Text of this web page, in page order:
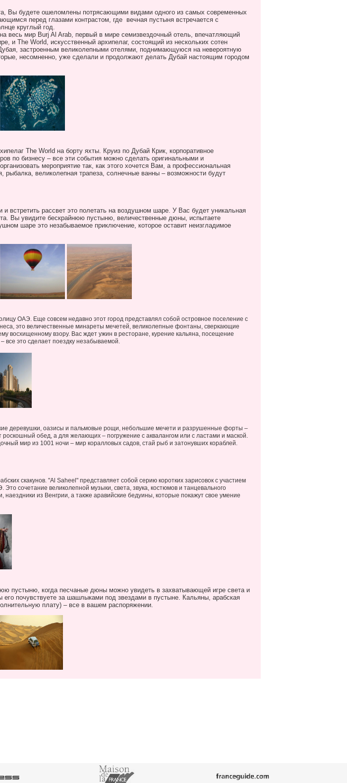
Вы будете ошеломлены потрясающими видами одного из самых современных
перед глазами контрастом, где вечная пустыня встречается с
круглый год.
весь мир Burj Al Arab, первый в мире семизвездочный отель, впечатляющий
и The World, искусственный архипелаг, состоящий из нескольких сотен
застроенным великолепными отелями, поднимающуюся на невероятную
несомненно, уже сделали и продолжают делать Дубай настоящим городом
The World на борту яхты. Круиз по Дубай Крик, корпоративное
по бизнесу – все эти события можно сделать оригинальными и
мероприятие так, как этого хочется Вам, а профессиональная
великолепная трапеза, солнечные ванны – возможности будут
встретить рассвет это полетать на воздушном шаре. У Вас будет уникальная
Вы увидите бескрайнюю пустыню, величественные дюны, испытаете
шаре это незабываемое приключение, которое оставит неизгладимое
ОАЭ. Еще совсем недавно этот город представлял собой островное поселение с
это величественные минареты мечетей, великолепные фонтаны, сверкающие
восхищенному взору. Вас ждет ужин в ресторане, курение кальяна, посещение
все это сделает поездку незабываемой.
деревушки, оазисы и пальмовые рощи, небольшие мечети и разрушенные форты –
обед, а для желающих – погружение с аквалангом или с ластами и маской.
мир из 1001 ночи – мир коралловых садов, стай рыб и затонувших кораблей.
скакунов. "Al Saheel" представляет собой серию коротких зарисовок с участием
сочетание великолепной музыки, света, звука, костюмов и танцевального
из Венгрии, а также аравийские бедуины, которые покажут свое умение
пустыню, когда песчаные дюны можно увидеть в захватывающей игре света и
почувствуете за шашлыками под звездами в пустыне. Кальяны, арабская
плату) – все в вашем распоряжении.